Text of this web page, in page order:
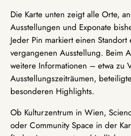
Die Karte unten zeigt alle Orte,
Ausstellungen und Exponate
Jeder Pin markiert einen
vergangenen Ausstellung. Beim
weitere Informationen – etwa zu
Ausstellungszeiträumen,
besonderen Highlights.
Ob Kulturzentrum in Wien,
oder Community Space in der